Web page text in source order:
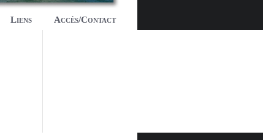
Liens Accès/Contact